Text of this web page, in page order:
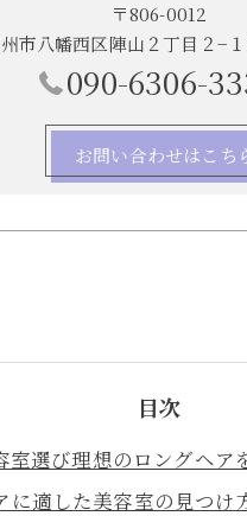
〒806-0012
市八幡西区陣山２丁目２−
090-6306-
お問い合わせはこち
目次
室選び理想のロングヘア
に適した美容室の見つけ